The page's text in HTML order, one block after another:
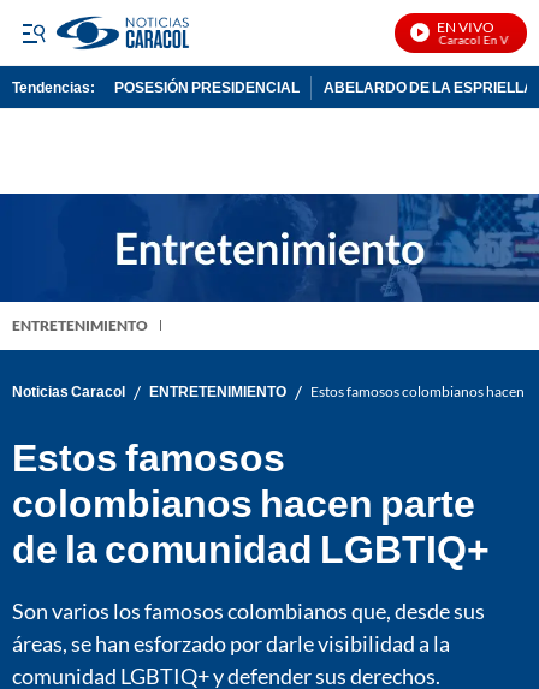
EN VIVO
Noticias Caracol En Vivo
Tendencias: POSESIÓN PRESIDENCIAL ABELARDO DE LA ESPRIELLA
ENTRETENIMIENTO
Noticias Caracol / ENTRETENIMIENTO / Estos famosos colombianos hacen
Estos famosos
colombianos hacen parte
de la comunidad LGBTIQ+
Son varios los famosos colombianos que, desde sus
áreas, se han esforzado por darle visibilidad a la
comunidad LGBTIQ+ y defender sus derechos.